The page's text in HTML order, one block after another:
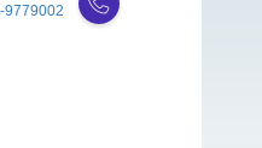
9779002